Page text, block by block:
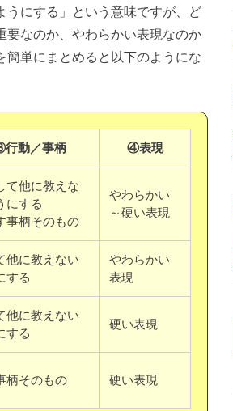
うにする」という意味ですが、ど
要なのか、やわらかい表現なのか
単にまとめると以下のようにな
動／事柄 ④表現
て他に教えな
にする
事柄そのもの
やわらかい
～硬い表現
他に教えない
する
やわらかい
表現
他に教えない
する
硬い表現
柄そのもの 硬い表現